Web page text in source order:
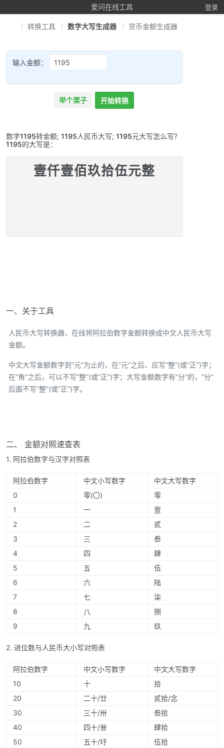
爱问在线工具 登录
转换工具 数字大写生成器 货币金额生成器
输入金额：
举个栗子 开始转换
数字1195转金额; 1195人民币大写; 1195元大写怎么写?
1195的大写是：
壹仟壹佰玖拾伍元整
一、关于工具
人民币大写转换器，在线将阿拉伯数字金额转换成中文人民币大写
金额。
中文大写金额数字到“元”为止的，在“元”之后、应写“整”(或“正”)字；
在“角”之后，可以不写“整”(或“正”)字；大写金额数字有“分”的，“分”
后面不写“整”(或“正”)字。
二、 金额对照速查表
1. 阿拉伯数字与汉字对照表
阿拉伯数字 中文小写数字
中文大写数字
0
零(〇)
零
1
一
壹
2
二
贰
3
三
叁
4
四
肆
5
五
伍
6
六
陆
7
七
柒
8
八
捌
9
九 玖
2. 进位数与人民币大小写对照表
阿拉伯数字 中文小写数字
中文大写数字
10
十
拾
20
二十/廿
贰拾/念
30
三十/卅
叁拾
40
四十/卌
肆拾
50
五十/圩
伍拾